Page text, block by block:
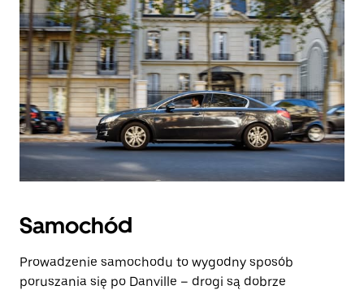
Samochód
Prowadzenie samochodu to wygodny sposób
poruszania się po Danville – drogi są dobrze